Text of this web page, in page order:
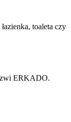
toaleta czy
ERKADO.